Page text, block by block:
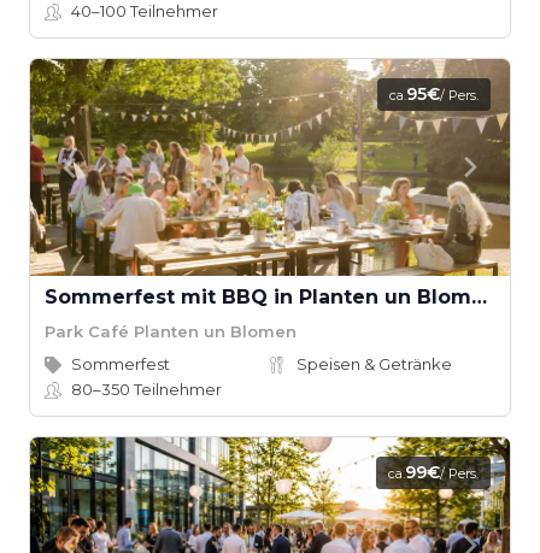
40–100Teilnehmer
ca.95€/ Pers.
Sommerfest mit BBQ in Planten un Blomen
Park Café Planten un Blomen
Sommerfest
Speisen & Getränke
80–350Teilnehmer
ca.99€/ Pers.